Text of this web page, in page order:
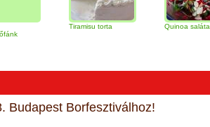
Tiramisu torta Quinoa saláta
Budapest Borfesztiválhoz!